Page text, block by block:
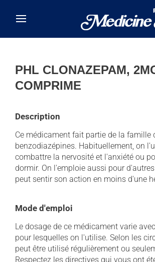
PHL CLONAZEPAM,
COMPRIME
Description
Ce médicament fait partie de la famille
benzodiazépines. Habituellement, on
combattre la nervosité et l'anxiété ou
dormir. On l'emploie aussi pour
peut sentir son action en moins d'une
Mode d'emploi
Le dosage de ce médicament varie
pour lesquelles on l'utilise. Selon les
peut être utilisé régulièrement ou
Respectez les directives qui vous ont